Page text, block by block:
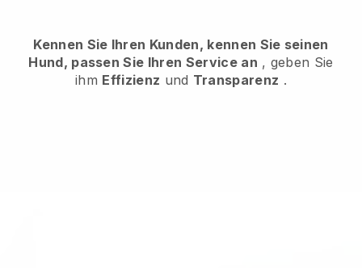
Kennen Sie Ihren Kunden, kennen Sie seinen
Hund, passen Sie Ihren Service an , geben Sie
ihm Effizienz und Transparenz .